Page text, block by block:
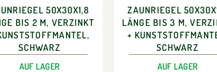
50X30X1,8
BIS 2 M, VERZINKT
SCHWARZ
AUF LAGER
ZAUNRIEGEL
LÄNGE BIS 3 M,
+
SCHWARZ
AUF LAGER